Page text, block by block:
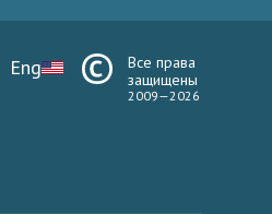
Eng
Все права
защищены
2009—2026